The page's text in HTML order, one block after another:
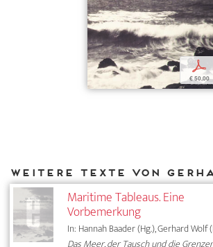
p
€ 50,00
Maritime Tableaus. Eine
Vorbemerkung
In: Hannah Baader (Hg.), Gerhard Wolf
Das Meer, der Tausch und die